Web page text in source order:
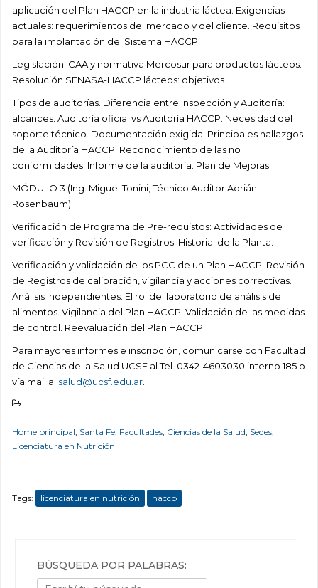
aplicación del Plan HACCP en la industria láctea. Exigencias
actuales: requerimientos del mercado y del cliente. Requisitos
para la implantación del Sistema HACCP.
Legislación: CAA y normativa Mercosur para productos lácteos.
Resolución SENASA-HACCP lácteos: objetivos.
Tipos de auditorías. Diferencia entre Inspección y Auditoría:
alcances. Auditoría oficial vs Auditoría HACCP. Necesidad del
soporte técnico. Documentación exigida. Principales hallazgos
de la Auditoría HACCP. Reconocimiento de las no
conformidades. Informe de la auditoría. Plan de Mejoras.
MÓDULO 3 (Ing. Miguel Tonini; Técnico Auditor Adrián
Rosenbaum):
Verificación de Programa de Pre-requistos: Actividades de
verificación y Revisión de Registros. Historial de la Planta.
Verificación y validación de los PCC de un Plan HACCP. Revisión
de Registros de calibración, vigilancia y acciones correctivas.
Análisis independientes. El rol del laboratorio de análisis de
alimentos. Vigilancia del Plan HACCP. Validación de las medidas
de control. Reevaluación del Plan HACCP.
Para mayores informes e inscripción, comunicarse con Facultad
de Ciencias de la Salud UCSF al Tel. 0342-4603030 interno 185 o
vía mail a: salud@ucsf.edu.ar
Home principal, Santa Fe, Facultades, Ciencias de la Salud, Sedes,
Licenciatura en Nutrición
Tags: licenciatura en nutrición haccp
BÚSQUEDA POR PALABRAS: